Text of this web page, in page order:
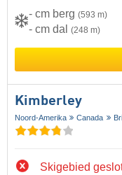
- cm berg (593 m)
- cm dal (248 m)
Kimberley
Noord-Amerika Canada
Skigebied